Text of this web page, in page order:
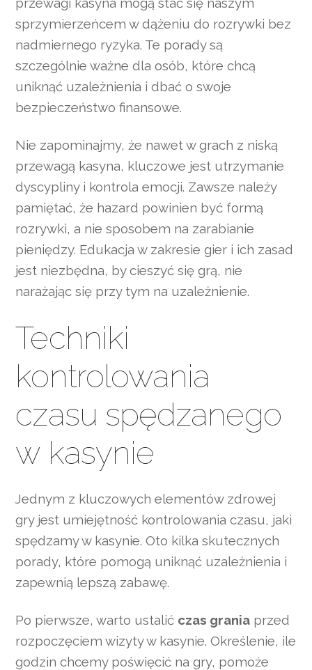
sprzymierzeńcem w dążeniu do rozrywki bez
nadmiernego ryzyka. Te porady są
szczególnie ważne dla osób, które chcą
uniknąć uzależnienia i dbać o swoje
bezpieczeństwo finansowe.
Nie zapominajmy, że nawet w grach z niską
przewagą kasyna, kluczowe jest utrzymanie
dyscypliny i kontrola emocji. Zawsze należy
pamiętać, że hazard powinien być formą
rozrywki, a nie sposobem na zarabianie
pieniędzy. Edukacja w zakresie gier i ich zasad
jest niezbędna, by cieszyć się grą, nie
narażając się przy tym na uzależnienie.
Techniki
kontrolowania
czasu spędzanego
w kasynie
Jednym z kluczowych elementów zdrowej
gry jest umiejętność kontrolowania czasu, jaki
spędzamy w kasynie. Oto kilka skutecznych
porady, które pomogą uniknąć uzależnienia i
zapewnią lepszą zabawę.
Po pierwsze, warto ustalić czas grania przed
rozpoczęciem wizyty w kasynie. Określenie, ile
godzin chcemy poświęcić na gry, pomoże